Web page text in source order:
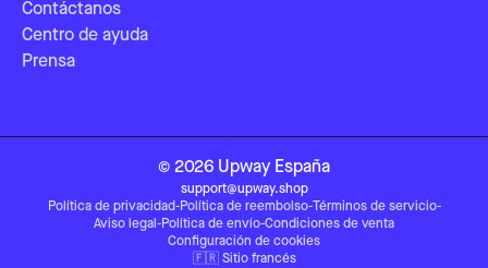
Contáctanos
Centro de ayuda
Prensa
© 2026 Upway España
support@upway.shop
Política de privacidad-Política de reembolso-Términos de servicio-
Aviso legal -Política de envío-Condiciones de venta
Configuración de cookies
🇫🇷 Sitio francés